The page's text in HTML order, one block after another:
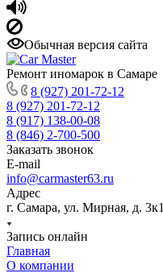
Обычная версия сайта
Ремонт иномарок в Самаре
8 (927) 201-72-12
8 (927) 201-72-12
8 (917) 138-00-08
8 (846) 2-700-500
Заказать звонок
E-mail
info@carmaster63.ru
Адрес
г. Самара, ул. Мирная, д. 3к1
Запись онлайн
Главная
О компании